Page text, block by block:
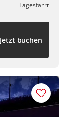
Tagesfahrt
Jetzt buchen